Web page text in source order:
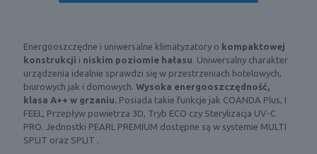
Energooszczędne i uniwersalne klimatyzatory o kompaktowej
konstrukcji i niskim poziomie hałasu. Uniwersalny charakter
urządzenia idealnie sprawdzi się w przestrzeniach hotelowych,
biurowych jak i domowych. Wysoka energooszczędność,
klasa A++ w grzaniu. Posiada takie funkcje jak COANDA Plus, I
FEEL, Przepływ powietrza 3D, Tryb ECO czy Sterylizacja UV-C
PRO. Jednostki PEARL PREMIUM dostępne są w systemie MULTI
SPLIT oraz SPLIT .